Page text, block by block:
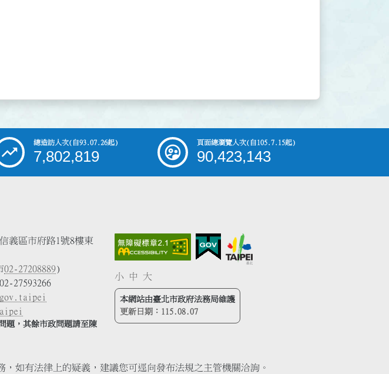
總造訪人次(自93.07.26起)
7,802,819
頁面總瀏覽人次(自105.7.15起)
90,423,143
義區市府路1號8樓東
02-27208889)
27593266
題，其餘市政問題請至陳
小 中 大
本網站由臺北市政府法務局維護
更新日期： 115.08.07
如有法律上的疑義，建議您可逕向發布法規之主管機關洽詢。